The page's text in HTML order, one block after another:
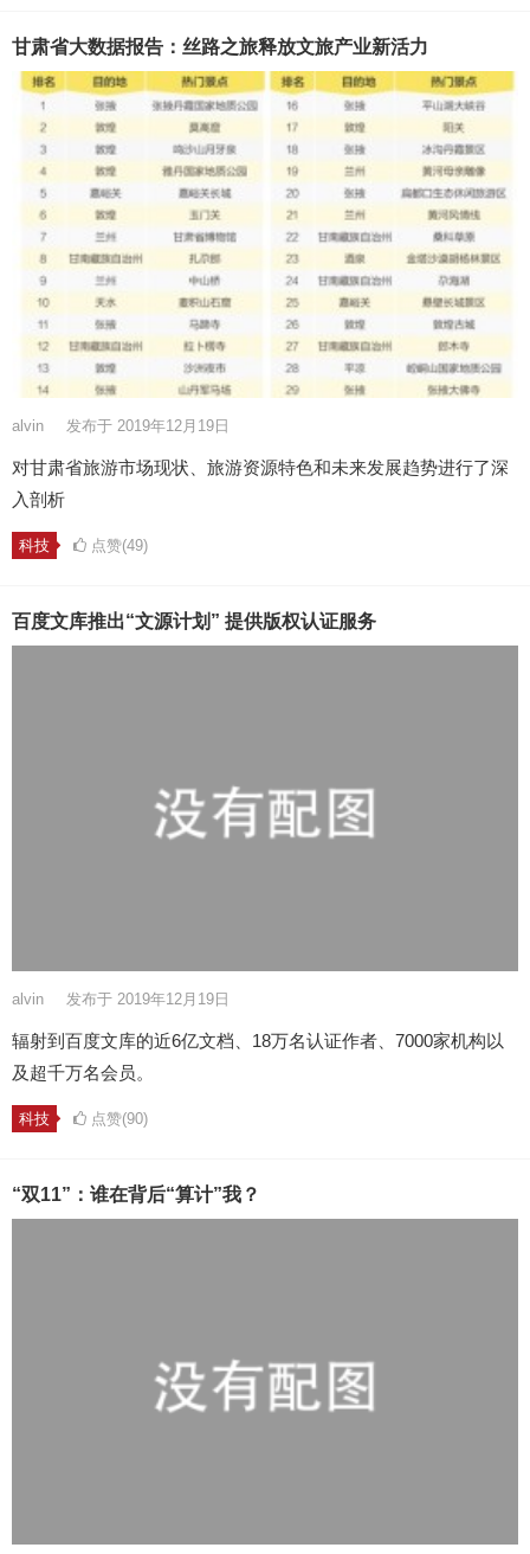
甘肃省大数据报告：丝路之旅释放文旅产业新活力
alvin 发布于 2019年12月19日
对甘肃省旅游市场现状、旅游资源特色和未来发展趋势进行了深
入剖析
科技 点赞(49)
百度文库推出“文源计划” 提供版权认证服务
alvin 发布于 2019年12月19日
辐射到百度文库的近6亿文档、18万名认证作者、7000家机构以
及超千万名会员。
科技 点赞(90)
“双11”：谁在背后“算计”我？